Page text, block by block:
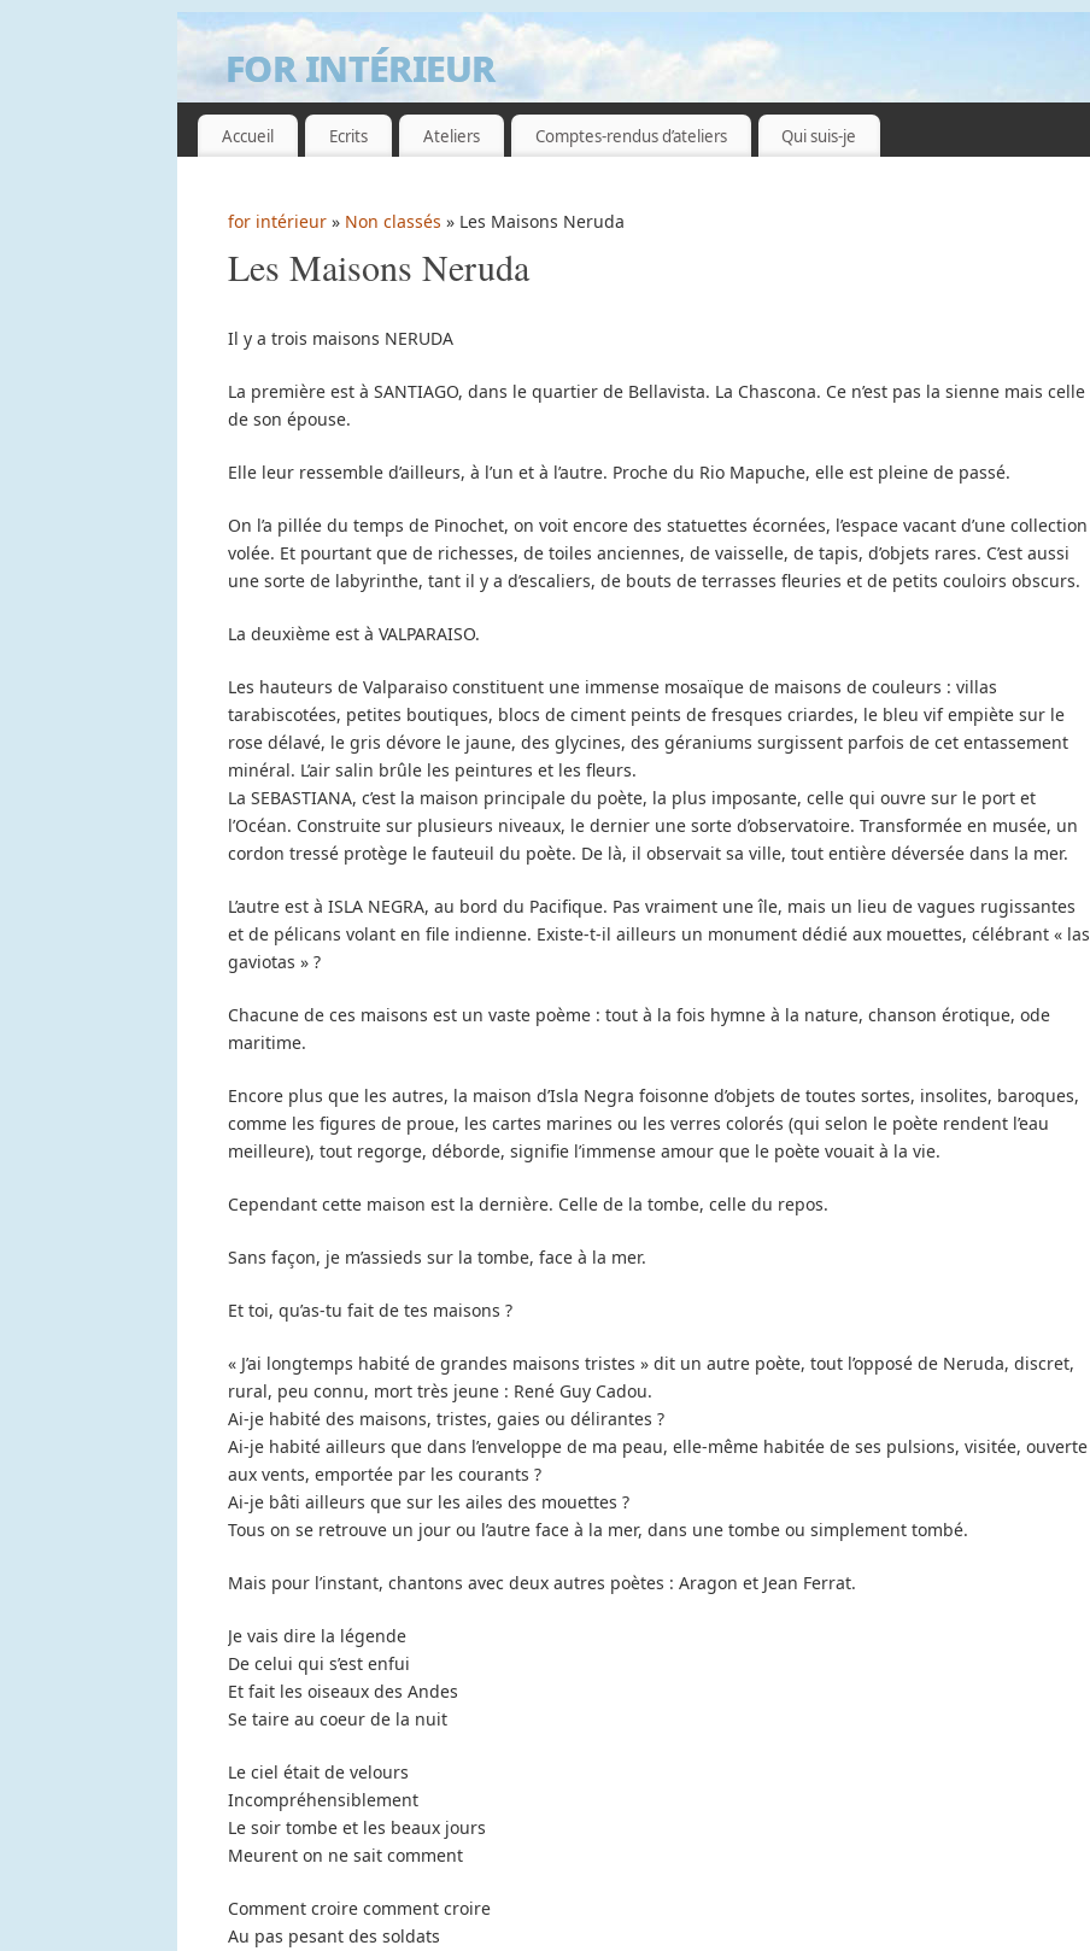
for intérieur
GUILLEMETTE DE GRISSAC
Accueil Ecrits Ateliers Comptes-rendus d’ateliers Qui suis-je
for intérieur » Non classés » Les Maisons Neruda
Les Maisons Neruda
Il y a trois maisons NERUDA
La première est à SANTIAGO, dans le quartier de Bellavista. La Chascona. Ce n’est pas la sienne mais celle
de son épouse.
Elle leur ressemble d’ailleurs, à l’un et à l’autre. Proche du Rio Mapuche, elle est pleine de passé.
On l’a pillée du temps de Pinochet, on voit encore des statuettes écornées, l’espace vacant d’une collection
volée. Et pourtant que de richesses, de toiles anciennes, de vaisselle, de tapis, d’objets rares. C’est aussi
une sorte de labyrinthe, tant il y a d’escaliers, de bouts de terrasses fleuries et de petits couloirs obscurs.
La deuxième est à VALPARAISO.
Les hauteurs de Valparaiso constituent une immense mosaïque de maisons de couleurs : villas
tarabiscotées, petites boutiques, blocs de ciment peints de fresques criardes, le bleu vif empiète sur le
rose délavé, le gris dévore le jaune, des glycines, des géraniums surgissent parfois de cet entassement
minéral. L’air salin brûle les peintures et les fleurs.
La SEBASTIANA, c’est la maison principale du poète, la plus imposante, celle qui ouvre sur le port et
l’Océan. Construite sur plusieurs niveaux, le dernier une sorte d’observatoire. Transformée en musée, un
cordon tressé protège le fauteuil du poète. De là, il observait sa ville, tout entière déversée dans la mer.
L’autre est à ISLA NEGRA, au bord du Pacifique. Pas vraiment une île, mais un lieu de vagues rugissantes
et de pélicans volant en file indienne. Existe-t-il ailleurs un monument dédié aux mouettes, célébrant « las
gaviotas » ?
Chacune de ces maisons est un vaste poème : tout à la fois hymne à la nature, chanson érotique, ode
maritime.
Encore plus que les autres, la maison d’Isla Negra foisonne d’objets de toutes sortes, insolites, baroques,
comme les figures de proue, les cartes marines ou les verres colorés (qui selon le poète rendent l’eau
meilleure), tout regorge, déborde, signifie l’immense amour que le poète vouait à la vie.
Cependant cette maison est la dernière. Celle de la tombe, celle du repos.
Sans façon, je m’assieds sur la tombe, face à la mer.
Et toi, qu’as-tu fait de tes maisons ?
« J’ai longtemps habité de grandes maisons tristes » dit un autre poète, tout l’opposé de Neruda, discret,
rural, peu connu, mort très jeune : René Guy Cadou.
Ai-je habité des maisons, tristes, gaies ou délirantes ?
Ai-je habité ailleurs que dans l’enveloppe de ma peau, elle-même habitée de ses pulsions, visitée, ouverte
aux vents, emportée par les courants ?
Ai-je bâti ailleurs que sur les ailes des mouettes ?
Tous on se retrouve un jour ou l’autre face à la mer, dans une tombe ou simplement tombé.
Mais pour l’instant, chantons avec deux autres poètes : Aragon et Jean Ferrat.
Je vais dire la légende
De celui qui s’est enfui
Et fait les oiseaux des Andes
Se taire au coeur de la nuit
Le ciel était de velours
Incompréhensiblement
Le soir tombe et les beaux jours
Meurent on ne sait comment
Comment croire comment croire
Au pas pesant des soldats